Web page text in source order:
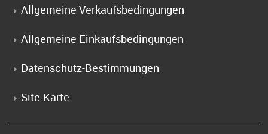
Allgemeine Verkaufsbedingungen
Allgemeine Einkaufsbedingungen
Datenschutz-Bestimmungen
Site-Karte